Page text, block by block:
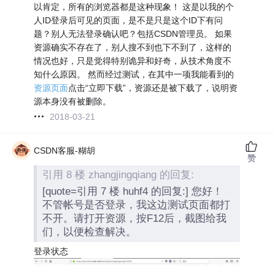
以肯定，所有的浏览器都是这种现象！ 这是以我的个
人ID登录后可见的页面，是不是只是这个ID下有问
题？别人无法登录确认吧？包括CSDN管理员。 如果
资源确实不存在了，别人搜不到也下不到了，这样的
情况也好，只是觉得特别诡异和好奇，从技术角度不
知什么原因。 然而经过测试，在其中一项我能看到的
资源页面点击“立即下载”，资源还是被下载了，说明资
源本身没有被删除。
2018-03-21
CSDN客服-糊胡
引用 8 楼 zhangjingqiang 的回复:
[quote=引用 7 楼 huhf4 的回复:] 您好！
不管帐号是否登录，我这边测试页面都打
不开。请打开资源，按F12后，截图给我
们，以便检查解决。
登录状态
赞